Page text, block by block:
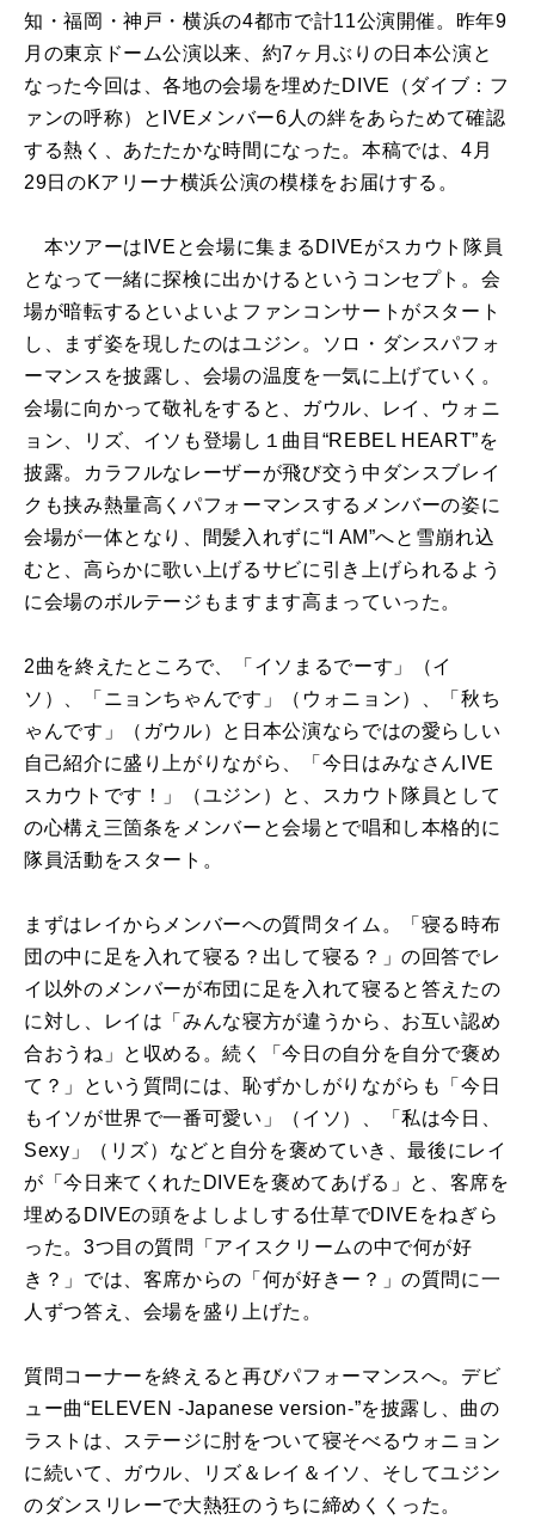
知・福岡・神戸・横浜の4都市で計11公演開催。昨年9
月の東京ドーム公演以来、約7ヶ月ぶりの日本公演と
なった今回は、各地の会場を埋めたDIVE（ダイブ：フ
ァンの呼称）とIVEメンバー6人の絆をあらためて確認
する熱く、あたたかな時間になった。本稿では、4月
29日のKアリーナ横浜公演の模様をお届けする。
本ツアーはIVEと会場に集まるDIVEがスカウト隊員
となって一緒に探検に出かけるというコンセプト。会
場が暗転するといよいよファンコンサートがスタート
し、まず姿を現したのはユジン。ソロ・ダンスパフォ
ーマンスを披露し、会場の温度を一気に上げていく。
会場に向かって敬礼をすると、ガウル、レイ、ウォニ
ョン、リズ、イソも登場し１曲目“REBEL HEART”を
披露。カラフルなレーザーが飛び交う中ダンスブレイ
クも挟み熱量高くパフォーマンスするメンバーの姿に
会場が一体となり、間髪入れずに“I AM”へと雪崩れ込
むと、高らかに歌い上げるサビに引き上げられるよう
に会場のボルテージもますます高まっていった。
2曲を終えたところで、「イソまるでーす」（イ
ソ）、「ニョンちゃんです」（ウォニョン）、「秋ち
ゃんです」（ガウル）と日本公演ならではの愛らしい
自己紹介に盛り上がりながら、「今日はみなさんIVE
スカウトです！」（ユジン）と、スカウト隊員として
の心構え三箇条をメンバーと会場とで唱和し本格的に
隊員活動をスタート。
まずはレイからメンバーへの質問タイム。「寝る時布
団の中に足を入れて寝る？出して寝る？」の回答でレ
イ以外のメンバーが布団に足を入れて寝ると答えたの
に対し、レイは「みんな寝方が違うから、お互い認め
合おうね」と収める。続く「今日の自分を自分で褒め
て？」という質問には、恥ずかしがりながらも「今日
もイソが世界で一番可愛い」（イソ）、「私は今日、
Sexy」（リズ）などと自分を褒めていき、最後にレイ
が「今日来てくれたDIVEを褒めてあげる」と、客席を
埋めるDIVEの頭をよしよしする仕草でDIVEをねぎら
った。3つ目の質問「アイスクリームの中で何が好
き？」では、客席からの「何が好きー？」の質問に一
人ずつ答え、会場を盛り上げた。
質問コーナーを終えると再びパフォーマンスへ。デビ
ュー曲“ELEVEN -Japanese version-”を披露し、曲の
ラストは、ステージに肘をついて寝そべるウォニョン
に続いて、ガウル、リズ＆レイ＆イソ、そしてユジン
のダンスリレーで大熱狂のうちに締めくくった。